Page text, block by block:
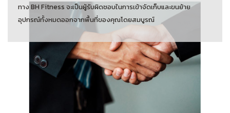
ทาง BH Fitness จะเป็นผู้รับผิดชอบในการเข้าจัดเก็บและขนย้าย
อุปกรณ์ทั้งหมดออกจากพื้นที่ของคุณโดยสมบูรณ์